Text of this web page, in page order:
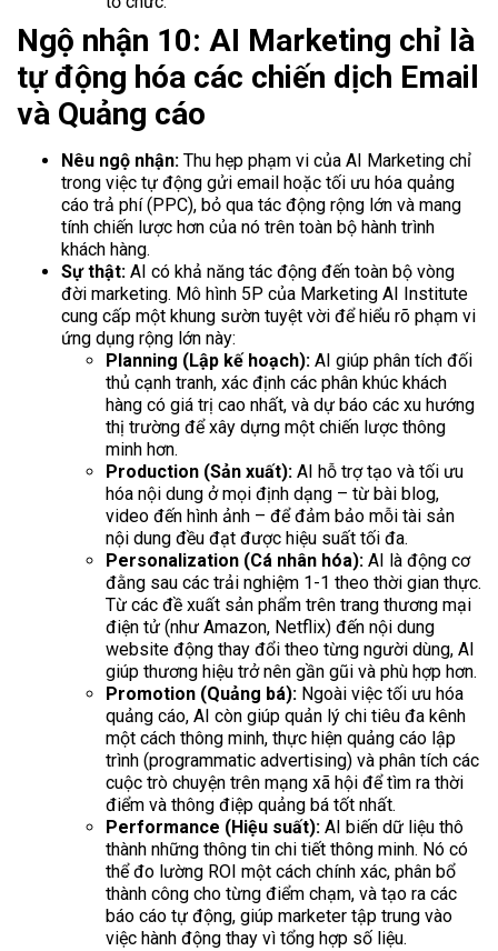
Ngộ nhận 10: AI Marketing chỉ là
tự động hóa các chiến dịch Email
và Quảng cáo
Nêu ngộ nhận: Thu hẹp phạm vi của AI Marketing chỉ
trong việc tự động gửi email hoặc tối ưu hóa quảng
cáo trả phí (PPC), bỏ qua tác động rộng lớn và mang
tính chiến lược hơn của nó trên toàn bộ hành trình
khách hàng.
Sự thật: AI có khả năng tác động đến toàn bộ vòng
đời marketing. Mô hình 5P của Marketing AI Institute
cung cấp một khung sườn tuyệt vời để hiểu rõ phạm vi
ứng dụng rộng lớn này:
Planning (Lập kế hoạch): AI giúp phân tích đối
thủ cạnh tranh, xác định các phân khúc khách
hàng có giá trị cao nhất, và dự báo các xu hướng
thị trường để xây dựng một chiến lược thông
minh hơn.
Production (Sản xuất): AI hỗ trợ tạo và tối ưu
hóa nội dung ở mọi định dạng – từ bài blog,
video đến hình ảnh – để đảm bảo mỗi tài sản
nội dung đều đạt được hiệu suất tối đa.
Personalization (Cá nhân hóa): AI là động cơ
đằng sau các trải nghiệm 1-1 theo thời gian thực.
Từ các đề xuất sản phẩm trên trang thương mại
điện tử (như Amazon, Netflix) đến nội dung
website động thay đổi theo từng người dùng, AI
giúp thương hiệu trở nên gần gũi và phù hợp hơn.
Promotion (Quảng bá): Ngoài việc tối ưu hóa
quảng cáo, AI còn giúp quản lý chi tiêu đa kênh
một cách thông minh, thực hiện quảng cáo lập
trình (programmatic advertising) và phân tích các
cuộc trò chuyện trên mạng xã hội để tìm ra thời
điểm và thông điệp quảng bá tốt nhất.
Performance (Hiệu suất): AI biến dữ liệu thô
thành những thông tin chi tiết thông minh. Nó có
thể đo lường ROI một cách chính xác, phân bổ
thành công cho từng điểm chạm, và tạo ra các
báo cáo tự động, giúp marketer tập trung vào
việc hành động thay vì tổng hợp số liệu.